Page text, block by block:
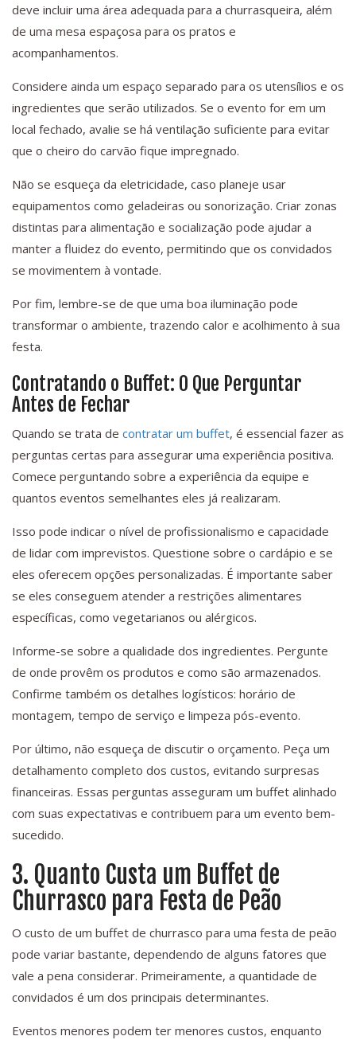
deve incluir uma área adequada para a churrasqueira, além
de uma mesa espaçosa para os pratos e
acompanhamentos.
Considere ainda um espaço separado para os utensílios e os
ingredientes que serão utilizados. Se o evento for em um
local fechado, avalie se há ventilação suficiente para evitar
que o cheiro do carvão fique impregnado.
Não se esqueça da eletricidade, caso planeje usar
equipamentos como geladeiras ou sonorização. Criar zonas
distintas para alimentação e socialização pode ajudar a
manter a fluidez do evento, permitindo que os convidados
se movimentem à vontade.
Por fim, lembre-se de que uma boa iluminação pode
transformar o ambiente, trazendo calor e acolhimento à sua
festa.
Contratando o Buffet: O Que Perguntar
Antes de Fechar
Quando se trata de contratar um buffet, é essencial fazer as
perguntas certas para assegurar uma experiência positiva.
Comece perguntando sobre a experiência da equipe e
quantos eventos semelhantes eles já realizaram.
Isso pode indicar o nível de profissionalismo e capacidade
de lidar com imprevistos. Questione sobre o cardápio e se
eles oferecem opções personalizadas. É importante saber
se eles conseguem atender a restrições alimentares
específicas, como vegetarianos ou alérgicos.
Informe-se sobre a qualidade dos ingredientes. Pergunte
de onde provêm os produtos e como são armazenados.
Confirme também os detalhes logísticos: horário de
montagem, tempo de serviço e limpeza pós-evento.
Por último, não esqueça de discutir o orçamento. Peça um
detalhamento completo dos custos, evitando surpresas
financeiras. Essas perguntas asseguram um buffet alinhado
com suas expectativas e contribuem para um evento bem-
sucedido.
3. Quanto Custa um Buffet de
Churrasco para Festa de Peão
O custo de um buffet de churrasco para uma festa de peão
pode variar bastante, dependendo de alguns fatores que
vale a pena considerar. Primeiramente, a quantidade de
convidados é um dos principais determinantes.
Eventos menores podem ter menores custos, enquanto